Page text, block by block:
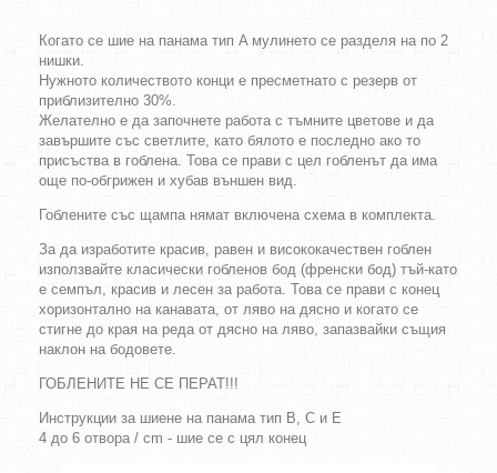
Когато се шие на панама тип A мулинето се разделя на по 2
нишки.
Нужното количеството конци е пресметнато с резерв от
приблизително 30%.
Желателно е да започнете работа с тъмните цветове и да
завършите със светлите, като бялото е последно ако то
присъства в гоблена. Това се прави с цел гобленът да има
още по-обгрижен и хубав външен вид.
Гоблените със щампа нямат включена схема в комплекта.
За да изработите красив, равен и висококачествен гоблен
използвайте класически гобленов бод (френски бод) тъй-като
е семпъл, красив и лесен за работа. Това се прави с конец
хоризонтално на канавата, от ляво на дясно и когато се
стигне до края на реда от дясно на ляво, запазвайки същия
наклон на бодовете.
ГОБЛЕНИТЕ НЕ СЕ ПЕРАТ!!!
Инструкции за шиене на панама тип B, C и E
4 до 6 отвора / cm - шие се с цял конец